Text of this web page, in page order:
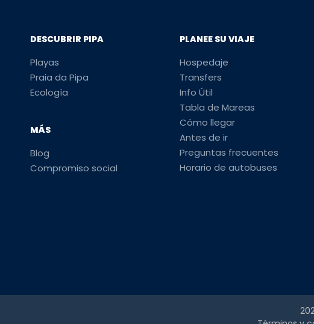
DESCUBRIR PIPA
Playas
Praia da Pipa
Ecología
MÁS
Blog
Compromiso social
PLANEE SU VIAJE
Hospedaje
Transfers
Info Útil
Tabla de Mareas
Cómo llegar
Antes de ir
Preguntas frecuentes
Horario de autobuses